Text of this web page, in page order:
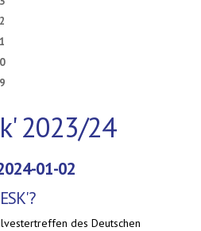
2023/24
01-02
des Deutschen